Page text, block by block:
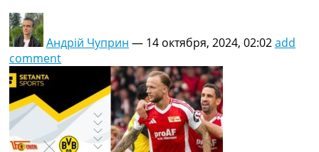
Андрій Чуприн — 14 октября, 2024, 02:02add
comment